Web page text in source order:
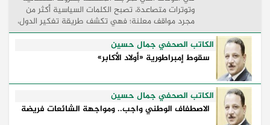
وتوترات متصاعدة، تصبح الكلمات السياسية أكثر من
مجرد مواقف معلنة؛ فهي تكشف طريقة تفكير الدول،
وكيفية إدارتها للأزمات، والحدود التي تفصل بين القوة
...
الكاتب الصحفي جمال حسين
سقوط إمبراطورية «أولاد الأكابر»
الكاتب الصحفي جمال حسين
الاصطفاف الوطني واجب.. ومواجهة الشائعات فريضة